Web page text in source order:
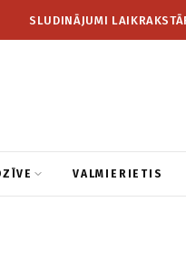
SLUDINĀJUMI LAIKRAKSTĀ
VALMIERIETIS